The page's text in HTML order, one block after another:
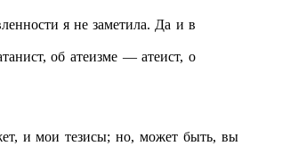
я не заметила. Да и в
об атеизме — атеист, о
и мои тезисы; но, может быть, вы